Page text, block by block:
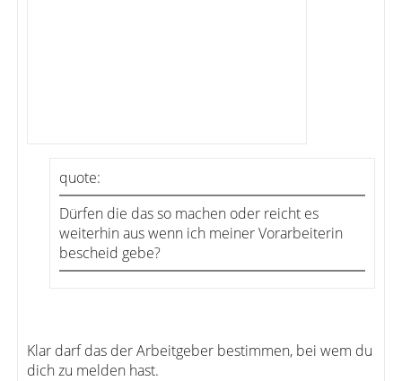
quote:
Dürfen die das so machen oder reicht es
weiterhin aus wenn ich meiner Vorarbeiterin
bescheid gebe?
Klar darf das der Arbeitgeber bestimmen, bei wem du
dich zu melden hast.